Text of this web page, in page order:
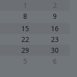
1
2
8
9
15
16
22
23
29
30
5 6